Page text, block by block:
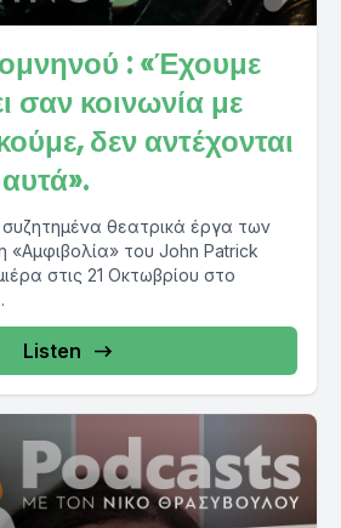
: «Έχουμε
σαν κοινωνία με
δεν αντέχονται
θεατρικά έργα των
«Αμφιβολία» του John Patrick
στις 21 Οκτωβρίου στο
Listen